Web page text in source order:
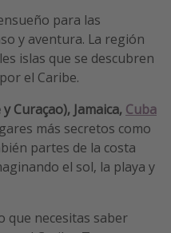
destinos
para las
y aventura. La región
islas que se descubren
el Caribe.
Curaçao), Jamaica, Cuba
más secretos como
partes de la costa
el sol, la playa y
que necesitas saber